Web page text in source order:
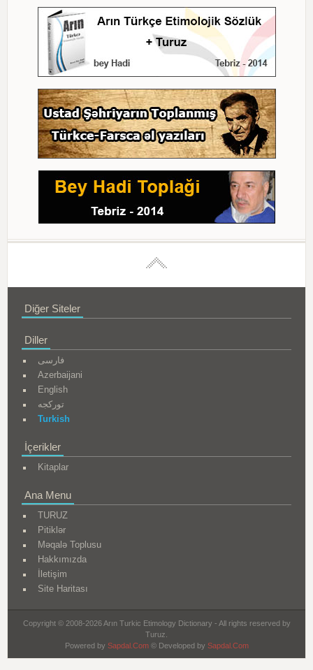
Diğer Siteler
Diller
فارسی
Azerbaijani
English
تورکجه
Turkish
İçerikler
Kitaplar
Ana Menu
TURUZ
Pitiklər
Məqalə Toplusu
Hakkımızda
İletişim
Site Haritası
Copyright © 2008-2026 Arın Turkic Etimology Dictionary - All rights reserved by
Turuz.
Powered by Sapdal.Com© Developed by Sapdal.Com